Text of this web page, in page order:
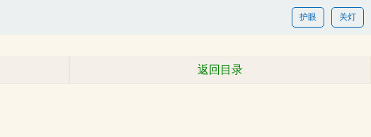
关灯
护眼
返回目录